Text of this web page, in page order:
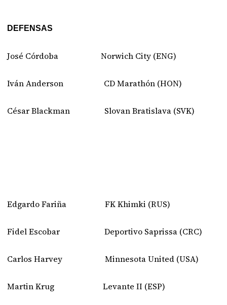
DEFENSAS
José Córdoba Norwich City (ENG)
Iván Anderson CD Marathón (HON)
César Blackman Slovan Bratislava (SVK)
Edgardo Fariña FK Khimki (RUS)
Fidel Escobar Deportivo Saprissa (CRC)
Carlos Harvey Minnesota United (USA)
Martin Krug Levante II (ESP)